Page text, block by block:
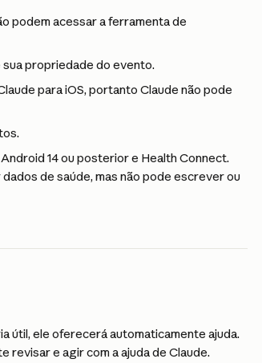
podem acessar a ferramenta de
propriedade do evento.
para iOS, portanto Claude não pode
14 ou posterior e Health Connect.
de saúde, mas não pode escrever ou
útil, ele oferecerá automaticamente ajuda.
revisar e agir com a ajuda de Claude.